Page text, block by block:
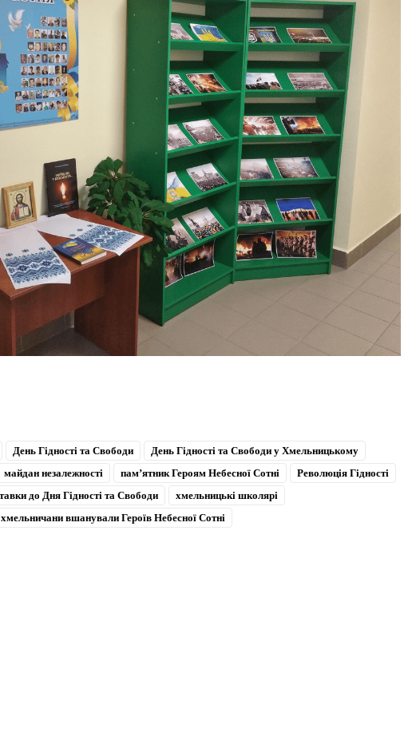
День Гідності та Свободи
День Гідності та Свободи у Хмельницькому
майдан незалежності пам’ятник Героям Небесної Сотні
Революція Гідності
до Дня Гідності та Свободи
хмельницькі школярі
вшанували Героїв Небесної Сотні